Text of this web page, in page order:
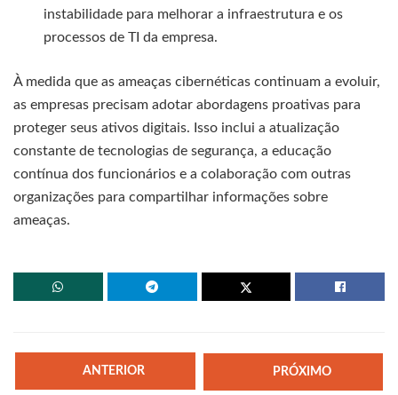
instabilidade para melhorar a infraestrutura e os
processos de TI da empresa.
À medida que as ameaças cibernéticas continuam a evoluir,
as empresas precisam adotar abordagens proativas para
proteger seus ativos digitais. Isso inclui a atualização
constante de tecnologias de segurança, a educação
contínua dos funcionários e a colaboração com outras
organizações para compartilhar informações sobre
ameaças.
ANTERIOR PRÓXIMO